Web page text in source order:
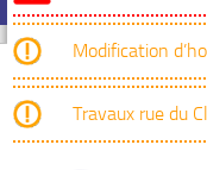
Modification
Travaux rue du